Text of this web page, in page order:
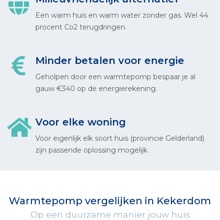
Een warm huis en warm water zonder gas. Wel 44
procent Co2 terugdringen.
Minder betalen voor energie
Geholpen door een warmtepomp bespaar je al
gauw €340 op de energierekening.
Voor elke woning
Voor eigenlijk elk soort huis (provincie Gelderland)
zijn passende oplossing mogelijk.
Warmtepomp vergelijken in Kekerdom
Op een duurzame manier jouw huis